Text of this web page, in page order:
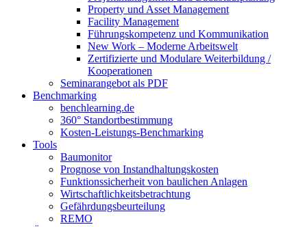
Property und Asset Management
Facility Management
Führungskompetenz und Kommunikation
New Work – Moderne Arbeitswelt
Zertifizierte und Modulare Weiterbildung /
Kooperationen
Seminarangebot als PDF
Benchmarking
benchlearning.de
360° Standortbestimmung
Kosten-Leistungs-Benchmarking
Tools
Baumonitor
Prognose von Instandhaltungskosten
Funktionssicherheit von baulichen Anlagen
Wirtschaftlichkeitsbetrachtung
Gefährdungsbeurteilung
REMO